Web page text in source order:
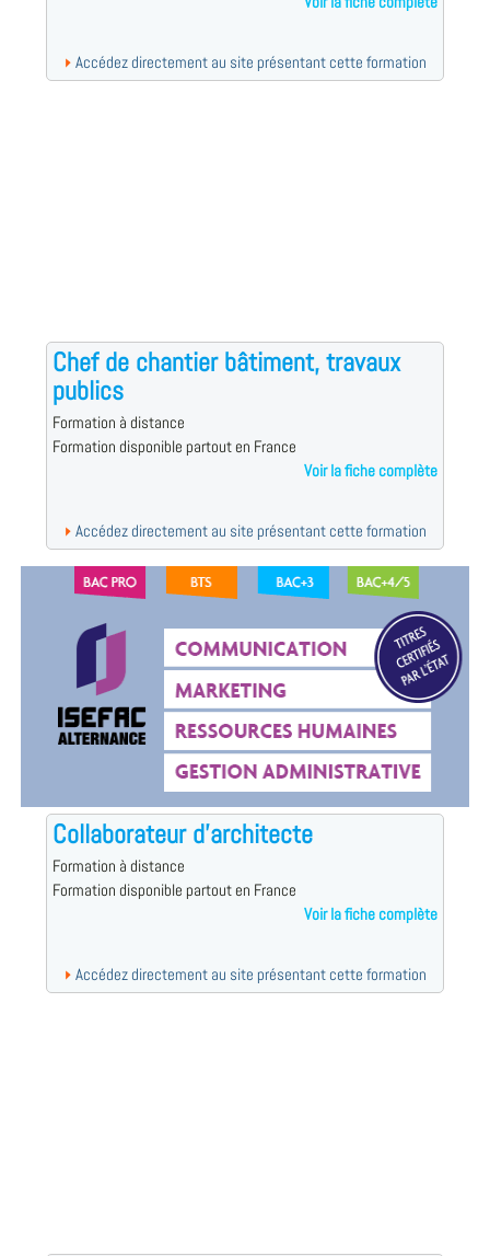
Accédez directement au site présentant cette formation
Chef de chantier bâtiment, travaux
publics
Formation à distance
Formation disponible partout en France
Voir la fiche complète
Accédez directement au site présentant cette formation
Collaborateur d'architecte
Formation à distance
Formation disponible partout en France
Voir la fiche complète
Accédez directement au site présentant cette formation